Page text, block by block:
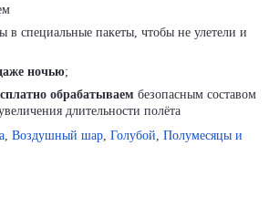
в специальные пакеты, чтобы не улетели и
ночью;
обрабатываем безопасным составом
длительности полёта
Воздушный шар Голубой Полумесяцы и